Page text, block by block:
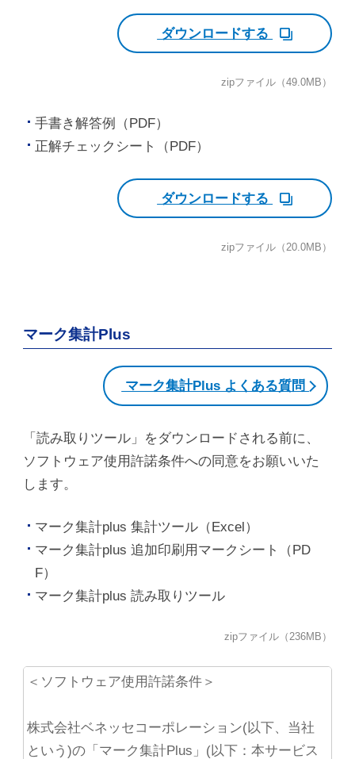
ダウンロードする
zipファイル（49.0MB）
手書き解答例（PDF）
正解チェックシート（PDF）
ダウンロードする
zipファイル（20.0MB）
マーク集計Plus
マーク集計Plus よくある質問
「読み取りツール」をダウンロードされる前に、
ソフトウェア使用許諾条件への同意をお願いいた
します。
マーク集計plus 集計ツール（Excel）
マーク集計plus 追加印刷用マークシート（PD
F）
マーク集計plus 読み取りツール
zipファイル（236MB）